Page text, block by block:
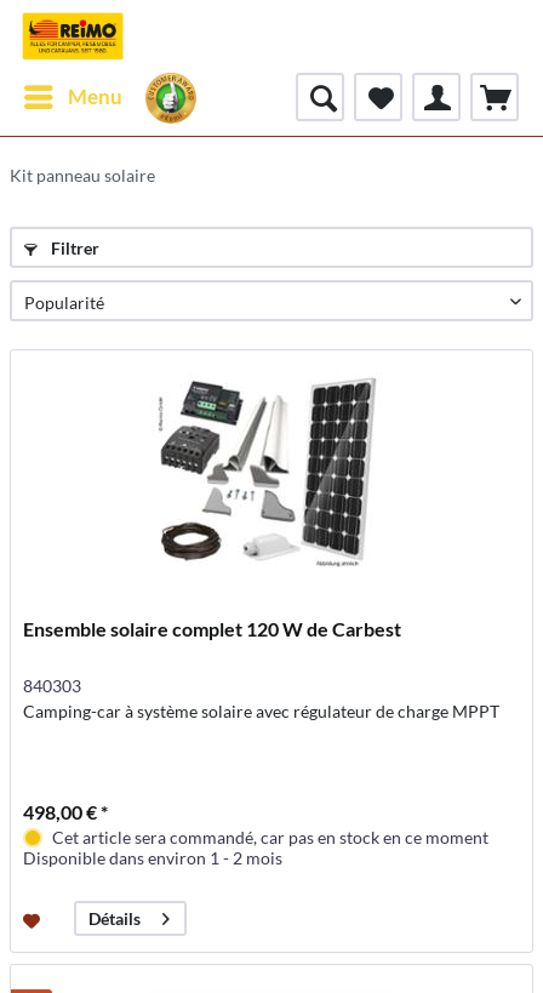
Menu
Kit panneau solaire
Filtrer
Ensemble solaire complet 120 W de Carbest
840303
Camping-car à système solaire avec régulateur de charge MPPT
498,00 € *
Cet article sera commandé, car pas en stock en ce moment
Disponible dans environ 1 - 2 mois
Détails